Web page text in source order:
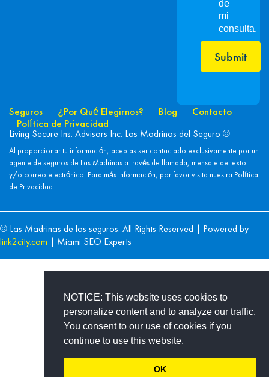
NOTICE: This website uses cookies to
personalize content and to analyze our traffic.
You consent to our use of cookies if you
continue to use this website.
OK
de
mi
consulta.
Submit
Seguros ¿Por Qué Elegirnos? Blog
Contacto
Política de Privacidad
Living Secure Ins. Advisors Inc. Las Madrinas del Seguro ©
Al proporcionar tu información, aceptas ser contactado exclusivamente por un
agente de seguros de Las Madrinas a través de llamada, mensaje de texto
y/o correo electrónico. Para más información, por favor visita nuestra Política
de Privacidad.
© Las Madrinas de los seguros. All Rights Reserved | Powered by
link2city.com | Miami SEO Experts